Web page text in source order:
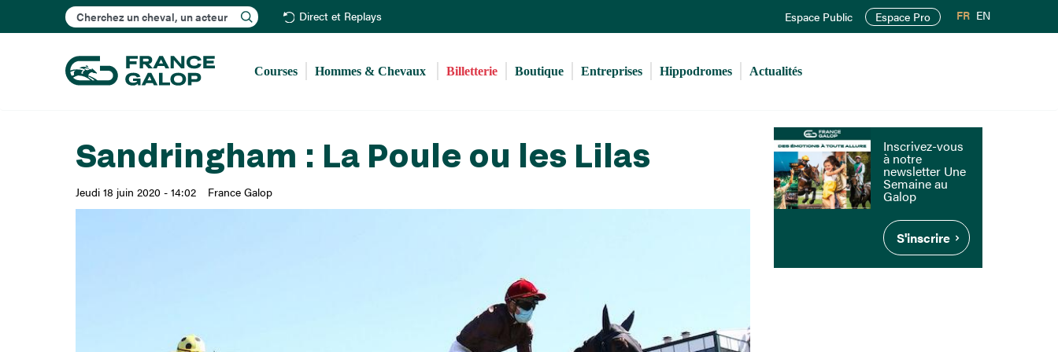
au
principal
Rechercher Direct et Replays Espace Public Espace Pro FR EN
Courses Hommes & Chevaux Billetterie Boutique Entreprises Hippodromes Actualités
Sandringham : La Poule ou les Lilas
Jeudi 18 juin 2020 - 14:02 France Galop
Inscrivez-vous
à notre
newsletter Une
Semaine au
Galop
S'inscrire